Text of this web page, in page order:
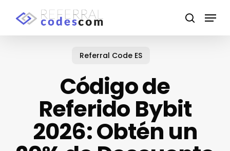
search
Menu
Referral Code ES
Código de
Referido Bybit
2026: Obtén un